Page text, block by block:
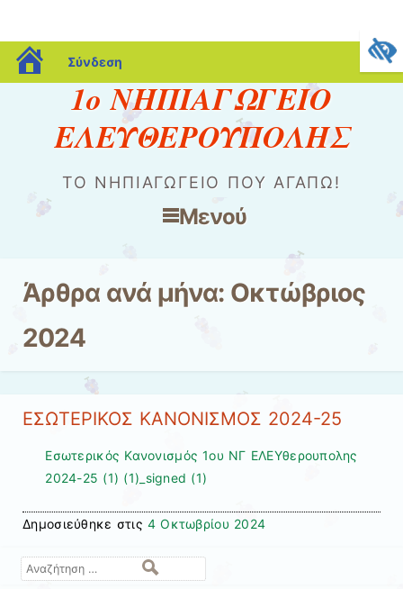
blogs.sch.gr
Σύνδεση
1ο ΝΗΠΙΑΓΩΓΕΙΟ
ΕΛΕΥΘΕΡΟΥΠΟΛΗΣ
ΤΟ ΝΗΠΙΑΓΩΓΕΊΟ ΠΟΥ ΑΓΑΠΏ!
Μενού
Άρθρα ανά μήνα: Οκτώβριος
2024
ΕΣΩΤΕΡΙΚΟΣ ΚΑΝΟΝΙΣΜΟΣ 2024-25
Εσωτερικός Κανονισμός 1ου ΝΓ ΕΛΕΥθερουπολης
2024-25 (1) (1)_signed (1)
Δημοσιεύθηκε στις 4 Οκτωβρίου 2024
Αναζήτηση